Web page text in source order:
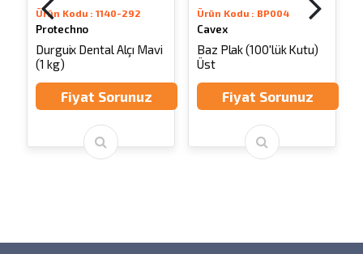
Ürün Kodu : 1140-292
Protechno
Durguix Dental Alçı Mavi
(1 kg)
Fiyat Sorunuz
Ürün Kodu : BP004
Cavex
Baz Plak (100'lük Kutu)
Üst
Fiyat Sorunuz